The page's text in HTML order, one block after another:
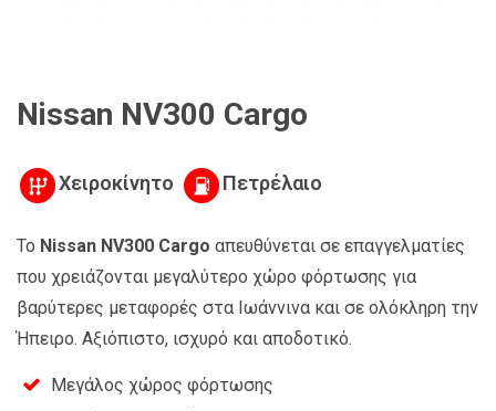
Nissan NV300 Cargo
Χειροκίνητο Πετρέλαιο
Το Nissan NV300 Cargo απευθύνεται σε επαγγελματίες
που χρειάζονται μεγαλύτερο χώρο φόρτωσης για
βαρύτερες μεταφορές στα Ιωάννινα και σε ολόκληρη την
Ήπειρο. Αξιόπιστο, ισχυρό και αποδοτικό.
Μεγάλος χώρος φόρτωσης